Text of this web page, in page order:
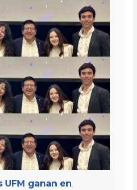
ganan en